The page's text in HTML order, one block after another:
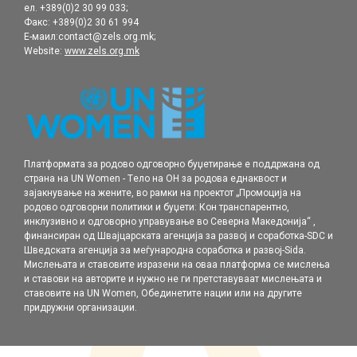
ел. +389(0)2 30 99 033;
Факс: +389(0)2 30 61 994
Е-маил:contact@zels.org.mk;
Website: www.zels.org.mk
Платформата за родово одговорно буџетирање е поддржана од
страна на UN Women - Tело на ОН за родова еднаквост и
зајакнување на жените, во рамки нa проектот „Промоција на
родовo одговорни политики и буџети: Кон транспарентно,
инклузивно и одговорно управување во Северна Македонија“ ,
финансиран од Швајцарската агенција за развој и соработка-SDC и
Шведската агенција за меѓународна соработка и развој-Sida.
Мислењата и ставовите изразени на оваа платформа се мислења
и ставови на авторите и нужно не ги претставуваат мислењата и
ставовите на UN Women, Обединетите нации или на другите
придружни организации.